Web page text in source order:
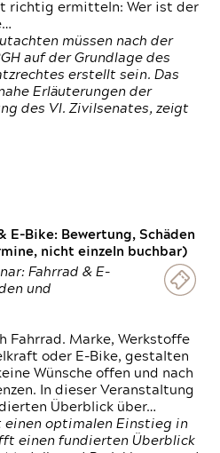
richtig ermitteln: Wer ist der
müssen nach der
auf der Grundlage des
erstellt sein. Das
Erläuterungen der
des VI. Zivilsenates, zeigt
E-Bike: Bewertung, Schäden
nicht einzeln buchbar)
Fahrrad & E-
und
Fahrrad. Marke, Werkstoffe
oder E-Bike, gestalten
Wünsche offen und nach
In dieser Veranstaltung
Überblick über…
einen optimalen Einstieg in
einen fundierten Überblick